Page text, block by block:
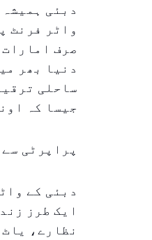
دبئی
واٹر فرنٹ
صرف امارات
دنیا بھر
ساحلی
جیسا کہ
پراپرٹی
دبئی کے
ایک طرز
نظارے،